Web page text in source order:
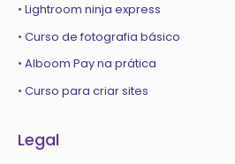
• Lightroom ninja express
• Curso de fotografia básico
• Alboom Pay na prática
• Curso para criar sites
Legal